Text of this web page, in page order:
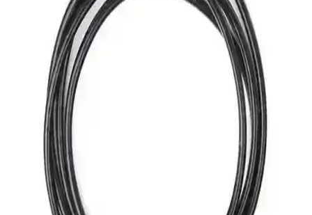
direnç sağlayarak hem ev hem de kurumsal ağlarda üstün
performans sunar. Doğru seçimle ağ güvenliğinizi ve hızınızı
artırabilirsiniz.
Elektronik Aksesuar Çantaları: Dayanıklı ve
Güvenli Taşıma Çözümleri
Dayanıklı ve fonksiyonel elektronik aksesuar çantaları, cihazlarınızı
güvenle taşımanızı sağlar. Su geçirmez özellikleri ve düzenli
bölmeleriyle günlük ve profesyonel kullanımda ideal çözümler
iPhone 18 ve 20 için Şarj Kablosu Koruma Setleri:
Özellikler ve Kullanım İpuçları
iPhone 18 ve 20 modelleri için tasarlanan şarj kablosu koruma